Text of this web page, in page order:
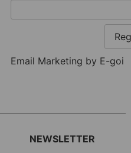
Email Marketing by E-goi
NEWSLETTER